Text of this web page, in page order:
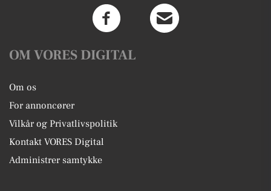
OM VORES DIGITAL
Om os
For annoncører
Vilkår og Privatlivspolitik
Kontakt VORES Digital
Administrer samtykke